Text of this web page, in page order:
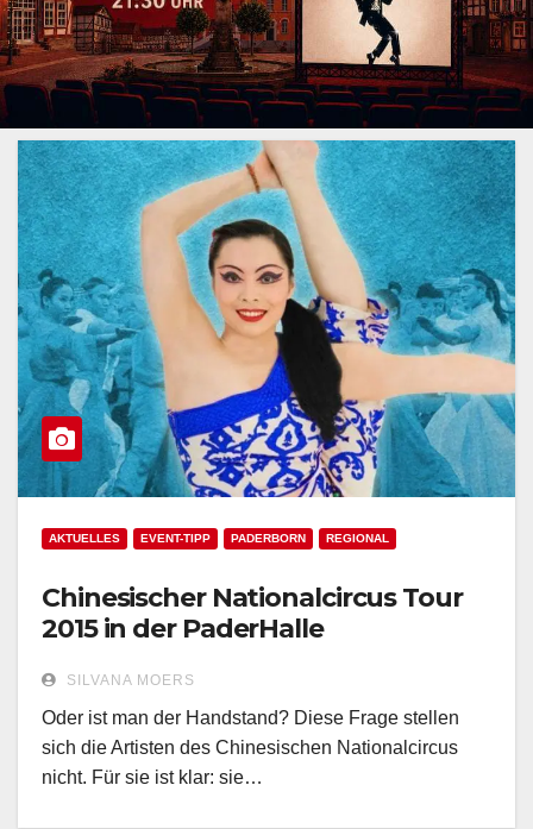
AKTUELLES EVENT-TIPP PADERBORN REGIONAL
Chinesischer Nationalcircus Tour
2015 in der PaderHalle
SILVANA MOERS
Oder ist man der Handstand? Diese Frage stellen
sich die Artisten des Chinesischen Nationalcircus
nicht. Für sie ist klar: sie…